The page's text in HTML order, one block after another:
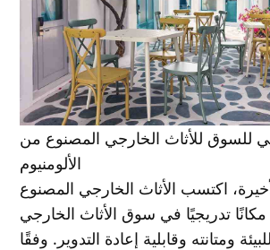
للسوق للأثاث الخارجي المصنوع من
الألومنيوم
اكتسب الأثاث الخارجي المصنوع
مكانًا تدريجيًا في سوق الأثاث الخارجي
ومتانته وقابلية إعادة التدوير. وفقًا